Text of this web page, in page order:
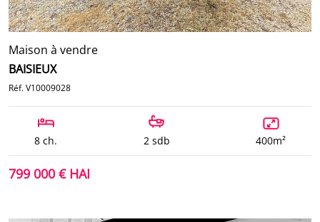
Maison à vendre
BAISIEUX
Réf. V10009028
8 ch. 2 sdb 400m²
799 000 € HAI